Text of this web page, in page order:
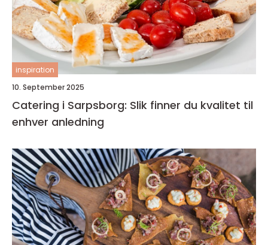
inspiration
10. September 2025
Catering i Sarpsborg: Slik finner du kvalitet til
enhver anledning